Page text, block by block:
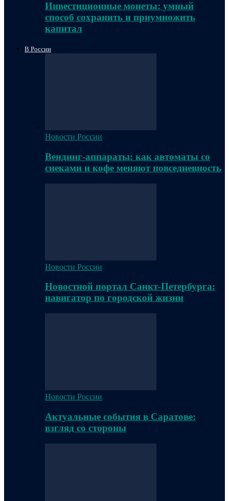
Инвестиционные монеты: умный
способ сохранить и приумножить
капитал
В России
Новости России
Вендинг-аппараты: как автоматы со
снеками и кофе меняют повседневность
Новости России
Новостной портал Санкт-Петербурга:
навигатор по городской жизни
Новости России
Актуальные события в Саратове:
взгляд со стороны